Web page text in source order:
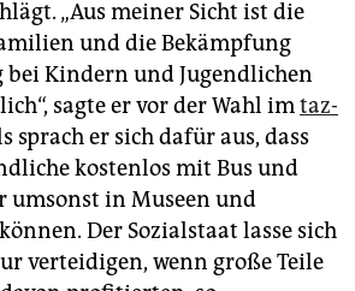
„Aus meiner Sicht ist die
und die Bekämpfung
bei Kindern und Jugendlichen
sagte er vor der Wahl imtaz-
sprach er sich dafür aus, dass
kostenlos mit Bus und
umsonst in Museen und
Der Sozialstaat lasse sich
verteidigen, wenn große Teile